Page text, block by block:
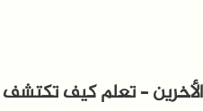
– تعلم كيف تكتشف